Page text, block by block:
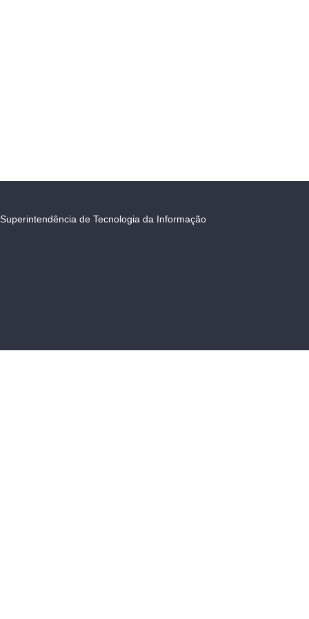
Superintendência de Tecnologia da Informação